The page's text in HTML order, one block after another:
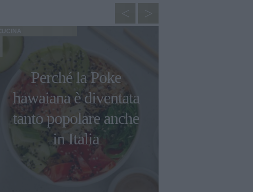
CUCINA
Perché la Poke
hawaiana è diventata
tanto popolare anche
in Italia